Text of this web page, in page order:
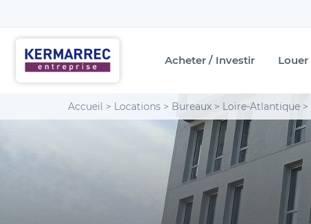
Acheter / Investir Louer
Accueil > Locations > Bureaux > Loire-Atlantique >